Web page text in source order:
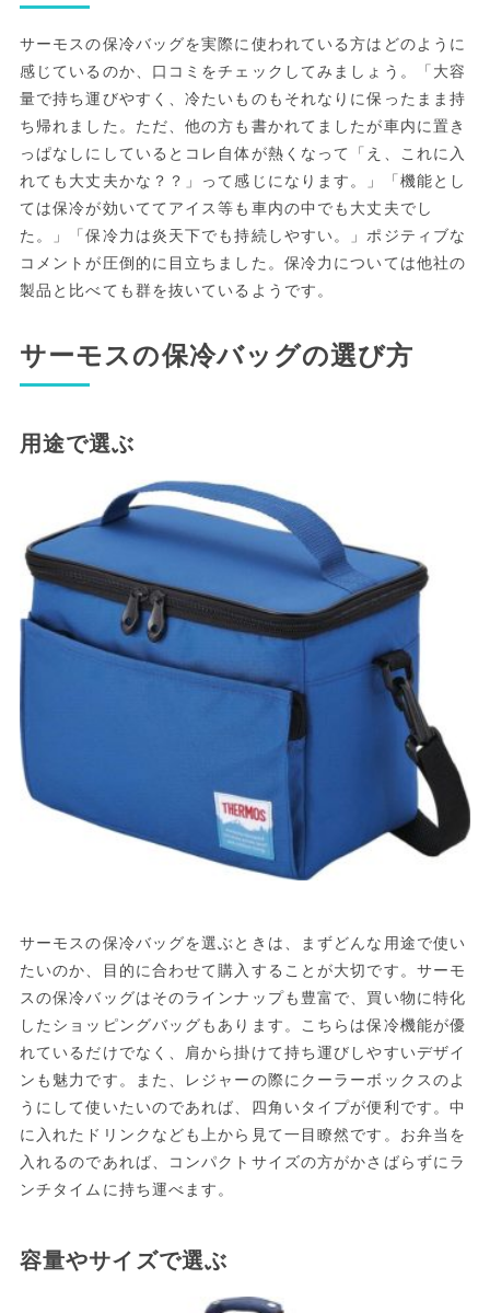
サーモスの保冷バッグを実際に使われている方はどのように
感じているのか、口コミをチェックしてみましょう。「大容
量で持ち運びやすく、冷たいものもそれなりに保ったまま持
ち帰れました。ただ、他の方も書かれてましたが車内に置き
っぱなしにしているとコレ自体が熱くなって「え、これに入
れても大丈夫かな？？」って感じになります。」「機能とし
ては保冷が効いててアイス等も車内の中でも大丈夫でし
た。」「保冷力は炎天下でも持続しやすい。」ポジティブな
コメントが圧倒的に目立ちました。保冷力については他社の
製品と比べても群を抜いているようです。
サーモスの保冷バッグの選び方
用途で選ぶ
サーモスの保冷バッグを選ぶときは、まずどんな用途で使い
たいのか、目的に合わせて購入することが大切です。サーモ
スの保冷バッグはそのラインナップも豊富で、買い物に特化
したショッピングバッグもあります。こちらは保冷機能が優
れているだけでなく、肩から掛けて持ち運びしやすいデザイ
ンも魅力です。また、レジャーの際にクーラーボックスのよ
うにして使いたいのであれば、四角いタイプが便利です。中
に入れたドリンクなども上から見て一目瞭然です。お弁当を
入れるのであれば、コンパクトサイズの方がかさばらずにラ
ンチタイムに持ち運べます。
容量やサイズで選ぶ